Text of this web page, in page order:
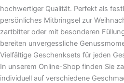
hochwertiger Qualität. Perfekt als
persönliches Mitbringsel zur
zartbitter oder mit besonderen
bereiten unvergessliche
Vielfältige Geschenksets für jeden
In unserem Online-Shop finden Sie
individuell auf verschiedene